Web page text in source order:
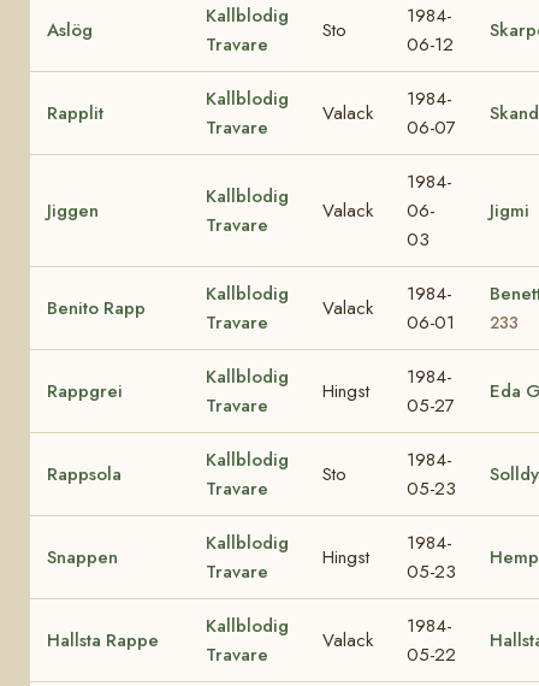
Aslög
Kallblodig
Travare
Sto
1984-
06-12
Rapplit
Kallblodig
Travare
Valack
1984-
06-07
Jiggen
Kallblodig
Travare
Valack
1984-
06-
03
Jigmi
Benito Rapp
Kallblodig
Travare
Valack
1984-
06-01
233
Rappgrei
Kallblodig
Travare
Hingst
1984-
05-27
Eda
Rappsola
Kallblodig
Travare
Sto
1984-
05-23
Solldy
Snappen
Kallblodig
Travare
Hingst
1984-
05-23
Hallsta Rappe
Kallblodig
Travare
Valack
1984-
05-22